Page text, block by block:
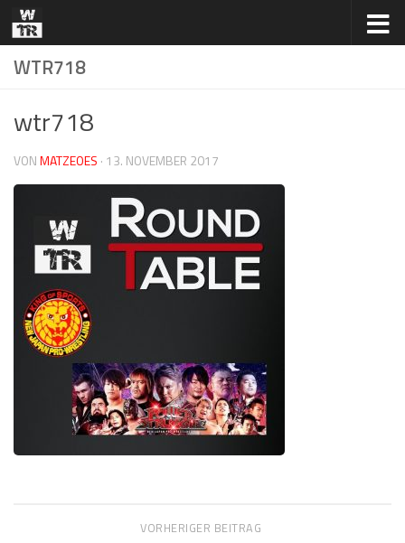
Zum Inhalt springen
WTR718
wtr718
VONMATZEOES · 13. NOVEMBER 2017
VORHERIGER BEITRAG